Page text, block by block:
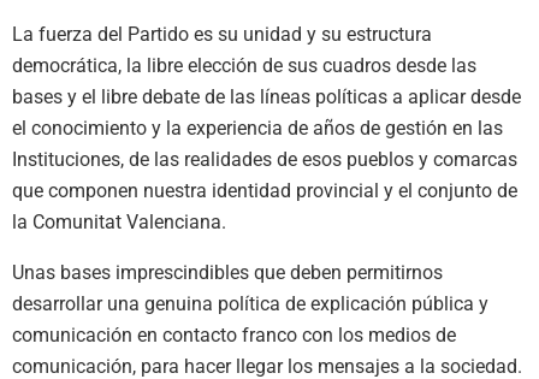
La fuerza del Partido es su unidad y su estructura
democrática, la libre elección de sus cuadros desde las
bases y el libre debate de las líneas políticas a aplicar desde
el conocimiento y la experiencia de años de gestión en las
Instituciones, de las realidades de esos pueblos y comarcas
que componen nuestra identidad provincial y el conjunto de
la Comunitat Valenciana.
Unas bases imprescindibles que deben permitirnos
desarrollar una genuina política de explicación pública y
comunicación en contacto franco con los medios de
comunicación, para hacer llegar los mensajes a la sociedad.